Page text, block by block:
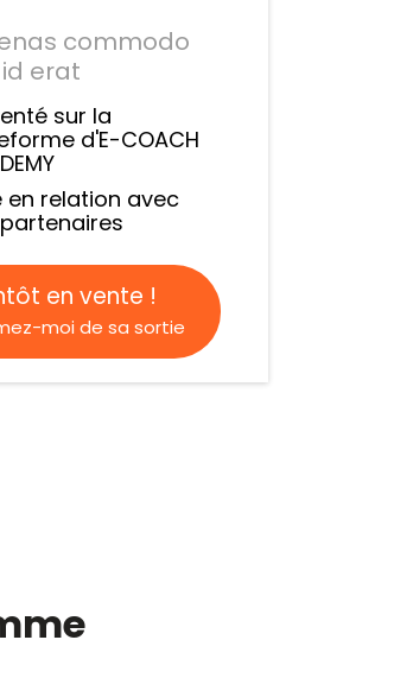
commodo
erat
sur la
d'E-COACH
en relation avec
en vente !
moi de sa sortie